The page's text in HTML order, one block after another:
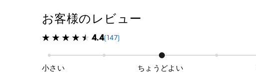
お客様のレビュー
4.4(147)
小さい ちょうどよい